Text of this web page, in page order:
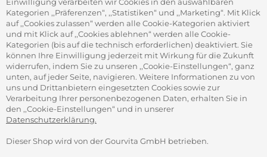
Adam-Opel-Str. 19
63322 Rödermark
SICHER ZAHLEN
Kategorien ,,Präferenzen“, ,,Statistiken“ und ,,Marketing“. Mit Klick
auf ,,Cookies zulassen“ werden alle Cookie-Kategorien aktiviert
und mit Klick auf ,,Cookies ablehnen“ werden alle Cookie-
Kategorien (bis auf die technisch erforderlichen) deaktiviert. Sie
können Ihre Einwilligung jederzeit mit Wirkung für die Zukunft
widerrufen, indem Sie zu unseren ,,Cookie-Einstellungen“, ganz
unten, auf jeder Seite, navigieren. Weitere Informationen zu von
uns und Drittanbietern eingesetzten Cookies sowie zur
Verarbeitung Ihrer personenbezogenen Daten, erhalten Sie in
den ,,Cookie-Einstellungen“ und in unserer
Datenschutzerklärung.
Dieser Shop wird von der Gourvita GmbH betrieben.